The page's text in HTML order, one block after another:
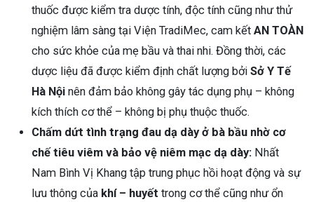
thuốc được kiểm tra dược tính, độc tính cũng như thử
nghiệm lâm sàng tại Viện TradiMec, cam kết AN TOÀN
cho sức khỏe của mẹ bầu và thai nhi. Đồng thời, các
dược liệu đã được kiểm định chất lượng bởi Sở Y Tế
Hà Nội nên đảm bảo không gây tác dụng phụ – không
kích thích cơ thể – không bị phụ thuộc thuốc.
Chấm dứt tình trạng đau dạ dày ở bà bầu nhờ cơ
chế tiêu viêm và bảo vệ niêm mạc dạ dày: Nhất
Nam Bình Vị Khang tập trung phục hồi hoạt động và sự
lưu thông của khí – huyết trong cơ thể cũng như ổn